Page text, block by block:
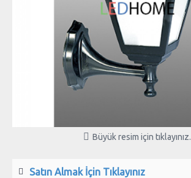
Büyük resim için tıklayınız.
Satın Almak İçin Tıklayınız